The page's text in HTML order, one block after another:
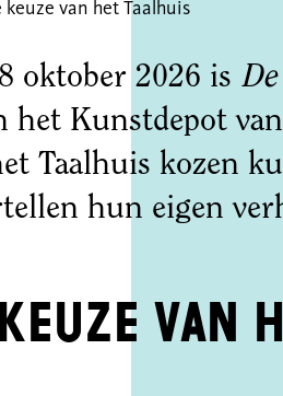
keuze van het Taalhuis
oktober 2026 is
Kunstdepot
Taalhuis kozen
hun eigen
van